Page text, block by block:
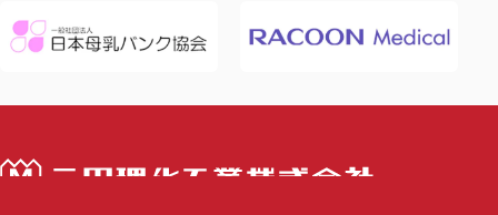
三田理化工業